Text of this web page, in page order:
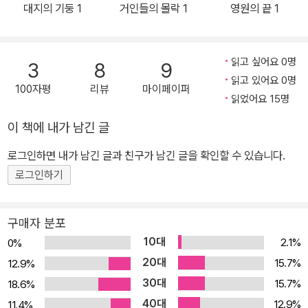
대지의 기둥 1 거인들의 몰락 1 영원의 끝 1
3
100자평
8
리뷰
9
마이페이퍼
읽고 싶어요 0명
읽고 있어요 0명
읽었어요 15명
이 책에 내가 남긴 글
로그인하면 내가 남긴 글과 친구가 남긴 글을 확인할 수 있습니다.
로그인하기
구매자 분포
0% 10대
2.1%
12.9%
20대
15.7%
18.6%
30대
15.7%
11.4%
40대
12.9%